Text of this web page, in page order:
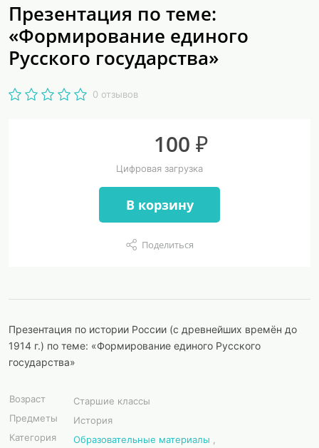
Презентация по теме:
«Формирование единого
Русского государства»
0 отзывов
100 ₽
Цифровая загрузка
В корзину
Поделиться
Презентация по истории России (с древнейших времён до
1914 г.) по теме: «Формирование единого Русского
государства»
Возраст
Старшие классы
Предметы
История
Категория
Образовательные материалы